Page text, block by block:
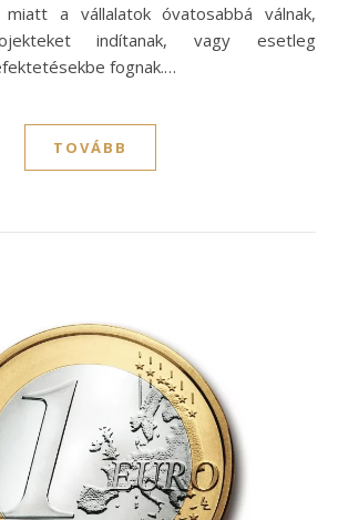
miatt a vállalatok óvatosabbá válnak,
indítanak, vagy esetleg
fognak.…
TOVÁBB